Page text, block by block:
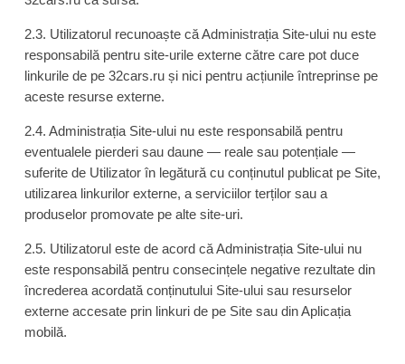
2.3. Utilizatorul recunoaște că Administrația Site-ului nu este
responsabilă pentru site-urile externe către care pot duce
linkurile de pe 32cars.ru și nici pentru acțiunile întreprinse pe
aceste resurse externe.
2.4. Administrația Site-ului nu este responsabilă pentru
eventualele pierderi sau daune — reale sau potențiale —
suferite de Utilizator în legătură cu conținutul publicat pe Site,
utilizarea linkurilor externe, a serviciilor terților sau a
produselor promovate pe alte site-uri.
2.5. Utilizatorul este de acord că Administrația Site-ului nu
este responsabilă pentru consecințele negative rezultate din
încrederea acordată conținutului Site-ului sau resurselor
externe accesate prin linkuri de pe Site sau din Aplicația
mobilă.